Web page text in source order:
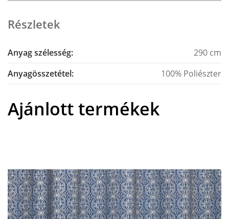
Részletek
Anyag szélesség:
290 cm
Anyagösszetétel:
100% Poliészter
Ajánlott termékek